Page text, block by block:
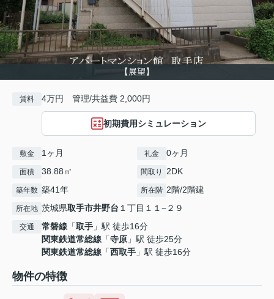
【展望】
賃料 4万円 管理/共益費 2,000円
初期費用シミュレーション
敷金 1ヶ月 礼金 0ヶ月
面積 38.88㎡ 間取り 2DK
築年数 築41年 所在階 2階/2階建
所在地 茨城県取手市井野台 １丁目１１−２９
交通 常磐線 「取手 」駅 徒歩16分
関東鉄道常総線 「寺原 」駅 徒歩25分
関東鉄道常総線 「西取手 」駅 徒歩16分
物件の特徴